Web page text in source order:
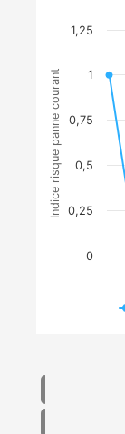
Indice risque panne courant
0
0,25
0,5
0,75
1
1,25